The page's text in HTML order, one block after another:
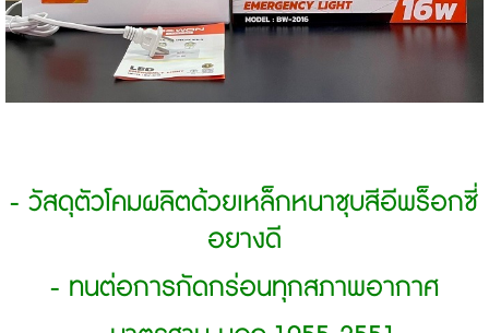
- วัสดุตัวโคมผลิตด้วยเหล็กหนาชุบสีอีพร็อกซี่
อยางดี
- ทนต่อการกัดกร่อนทุกสภาพอากาศ